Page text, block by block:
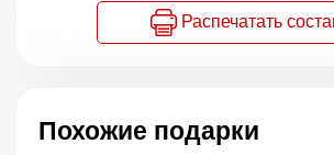
Распечатать
Похожие подарки